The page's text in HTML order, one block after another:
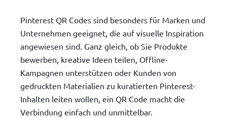
Pinterest QR Codes sind besonders für Marken und
Unternehmen geeignet, die auf visuelle Inspiration
angewiesen sind. Ganz gleich, ob Sie Produkte
bewerben, kreative Ideen teilen, Offline-
Kampagnen unterstützen oder Kunden von
gedruckten Materialien zu kuratierten Pinterest-
Inhalten leiten wollen, ein QR Code macht die
Verbindung einfach und unmittelbar.